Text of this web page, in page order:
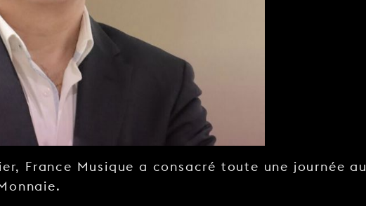
France Musique a consacré toute une journée au